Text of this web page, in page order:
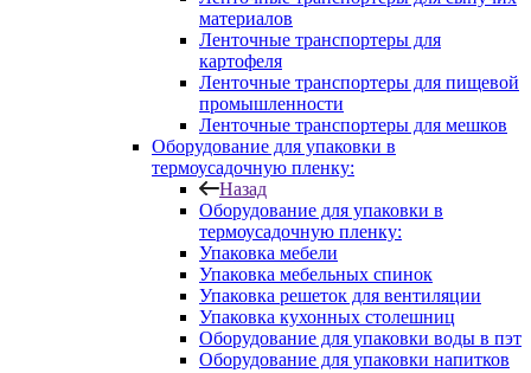
материалов
Ленточные транспортеры для
картофеля
Ленточные транспортеры для пищевой
промышленности
Ленточные транспортеры для мешков
Оборудование для упаковки в
термоусадочную пленку:
Назад
Оборудование для упаковки в
термоусадочную пленку:
Упаковка мебели
Упаковка мебельных спинок
Упаковка решеток для вентиляции
Упаковка кухонных столешниц
Оборудование для упаковки воды в пэт
Оборудование для упаковки напитков